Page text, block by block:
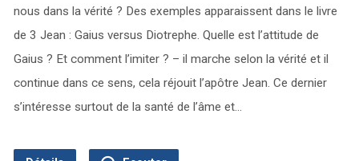
nous dans la vérité ? Des exemples apparaissent dans le livre
de 3 Jean : Gaius versus Diotrephe. Quelle est l’attitude de
Gaius ? Et comment l’imiter ? – il marche selon la vérité et il
continue dans ce sens, cela réjouit l’apôtre Jean. Ce dernier
s’intéresse surtout de la santé de l’âme et…